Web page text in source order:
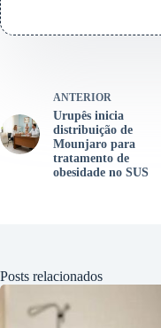
ANTERIOR
Urupês inicia
distribuição de
Mounjaro para
tratamento de
obesidade no SUS
Posts relacionados